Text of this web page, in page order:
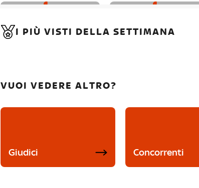
MasterChef 15, Carlotta è
MasterChef 15, Matteo
I PIÙ VISTI DELLA SETTIMANA
VUOI VEDERE ALTRO?
Giudici Concorrenti